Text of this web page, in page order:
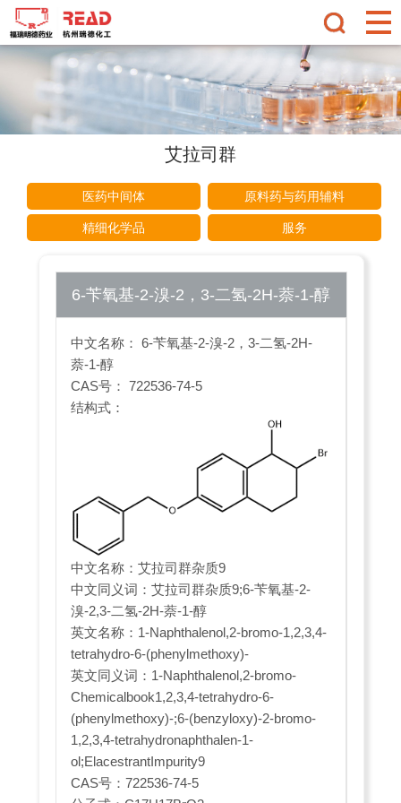
艾拉司群
医药中间体 原料药与药用辅料
精细化学品 服务
6-苄氧基-2-溴-2，3-二氢-2H-萘-1-醇
中文名称： 6-苄氧基-2-溴-2，3-二氢-2H-
萘-1-醇
CAS号： 722536-74-5
结构式：
中文名称：艾拉司群杂质9
中文同义词：艾拉司群杂质9;6-苄氧基-2-
溴-2,3-二氢-2H-萘-1-醇
英文名称：1-Naphthalenol,2-bromo-1,2,3,4-
tetrahydro-6-(phenylmethoxy)-
英文同义词：1-Naphthalenol,2-bromo-
Chemicalbook1,2,3,4-tetrahydro-6-
(phenylmethoxy)-;6-(benzyloxy)-2-bromo-
1,2,3,4-tetrahydronaphthalen-1-
ol;ElacestrantImpurity9
CAS号：722536-74-5